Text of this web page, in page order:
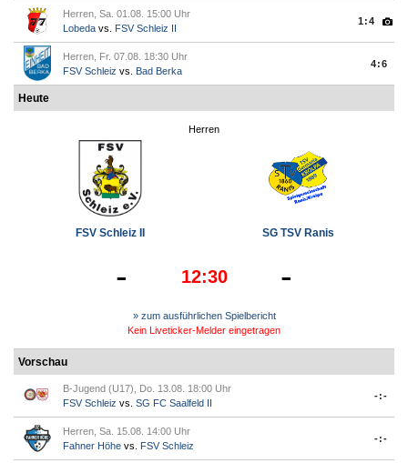
Herren, Sa. 01.08. 15:00 Uhr
Lobeda vs. FSV Schleiz II
1:4
Herren, Fr. 07.08. 18:30 Uhr
FSV Schleiz vs. Bad Berka
4:6
Heute
Herren
FSV Schleiz II SG TSV Ranis
- 12:30 -
» zum ausführlichen Spielbericht
Kein Liveticker-Melder eingetragen
Vorschau
B-Jugend (U17), Do. 13.08. 18:00 Uhr
FSV Schleiz vs. SG FC Saalfeld II
-:-
Herren, Sa. 15.08. 14:00 Uhr
Fahner Höhe vs. FSV Schleiz
-:-